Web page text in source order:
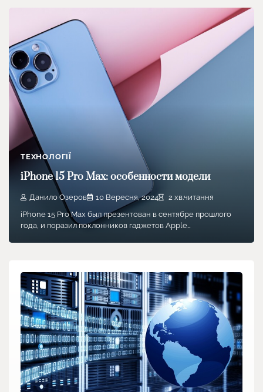
ТЕХНОЛОГІЇ
iPhone 15 Pro Max: особенности модели
Данило Озеров 10 Вересня, 2024
2 хв.читання
iPhone 15 Pro Max был презентован в сентябре прошлого
года, и поразил поклонников гаджетов Apple…